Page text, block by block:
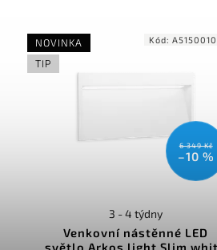
NOVINKA
TIP
6 349 Kč
–10 %
Venkovní nástěnné LED
světlo Arkos light Slim
3 - 4 týdny
Kód: